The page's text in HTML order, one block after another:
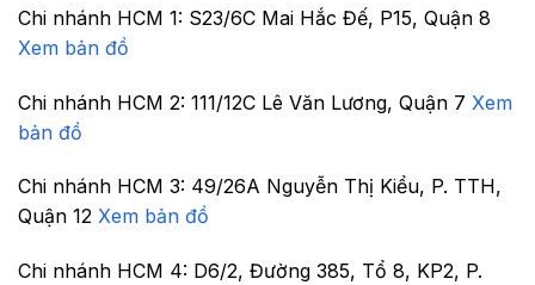
Chi nhánh HCM 1: S23/6C Mai Hắc Đế, P15, Quận 8
Xem bản đồ
Chi nhánh HCM 2: 111/12C Lê Văn Lương, Quận 7 Xem
bản đồ
Chi nhánh HCM 3: 49/26A Nguyễn Thị Kiểu, P. TTH,
Quận 12 Xem bản đồ
Chi nhánh HCM 4: D6/2, Đường 385, Tổ 8, KP2, P.